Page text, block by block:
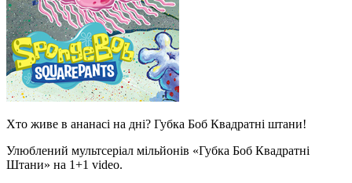
Хто живе в ананасі на дні? Губка Боб Квадратні штани!
Улюблений мультсеріал мільйонів «Губка Боб Квадратні
Штани» на 1+1 video.